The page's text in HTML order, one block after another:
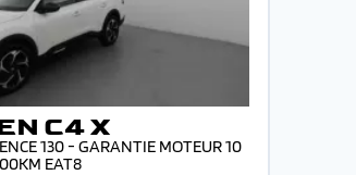
C4 X
130 - GARANTIE MOTEUR 10
EAT8